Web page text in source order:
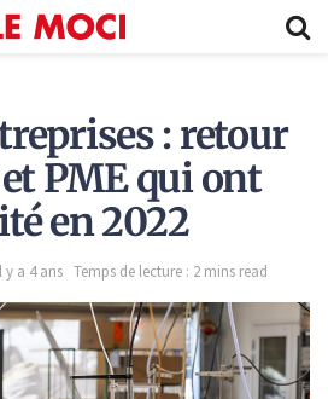
: retour
PME qui ont
en 2022
y a 4 ans Temps de lecture : 2 mins read